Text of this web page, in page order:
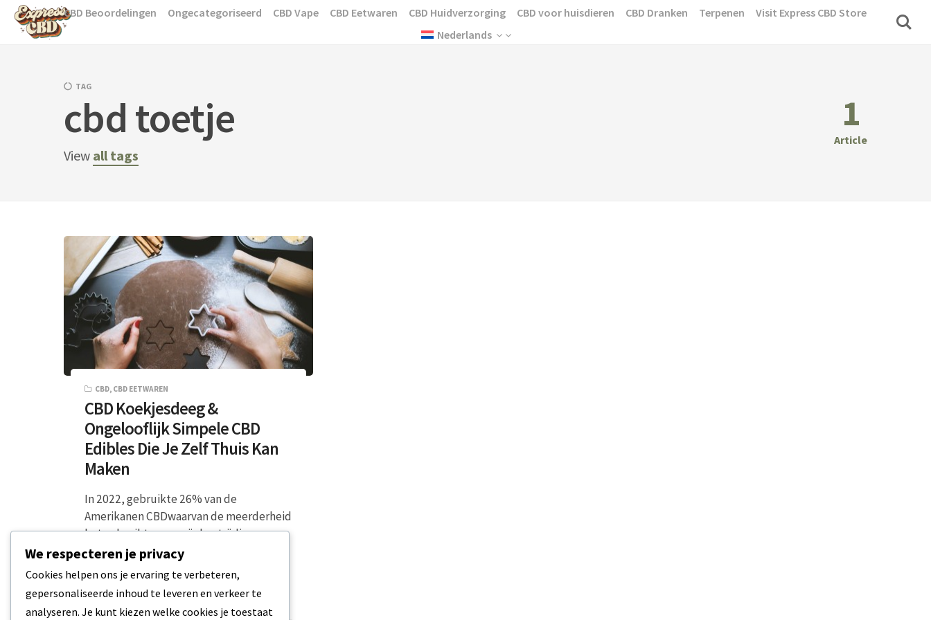
Skip
CBD Beoordelingen Ongecategoriseerd CBD Vape CBD Eetwaren CBD Huidverzorging CBD voor huisdieren CBD Dranken Terpenen
Visit Express CBD Store
Nederlands
TAG
cbd toetje
View all tags
1
Article
CBD, CBD EETWAREN
CBD Koekjesdeeg &
Ongelooflijk Simpele CBD
Edibles Die Je Zelf Thuis Kan
Maken
In 2022, gebruikte 26% van de
Amerikanen CBDwaarvan de meerderheid
het gebruikte voor pijnbestrijding
(ongeveer 64%). Met zoveel klinische
beloften…
We respecteren je privacy
Cookies helpen ons je ervaring te verbeteren,
gepersonaliseerde inhoud te leveren en verkeer te
analyseren. Je kunt kiezen welke cookies je toestaat